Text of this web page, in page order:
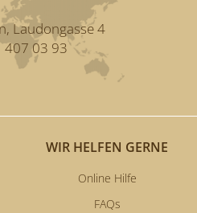
Laudongasse 4
407 03 93
WIR HELFEN GERNE
Online Hilfe
FAQs